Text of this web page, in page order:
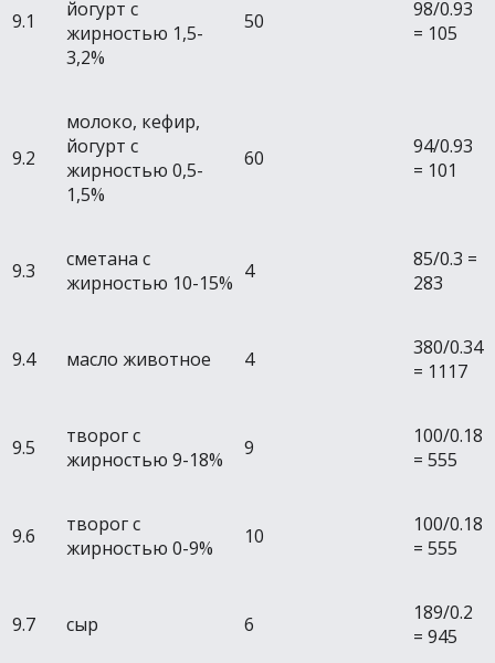
9.1
йогурт с
жирностью 1,5-
3,2%
50
98/0.93
= 105
9.2
молоко, кефир,
йогурт с
жирностью 0,5-
1,5%
60
94/0.93
= 101
9.3
сметана с
жирностью 10-15% 4
85/0.3 =
283
9.4 масло животное 4
380/0.34
= 1117
9.5
творог с
жирностью 9-18%
9
100/0.18
= 555
9.6
творог с
жирностью 0-9%
10
100/0.18
= 555
9.7 сыр 6
189/0.2
= 945